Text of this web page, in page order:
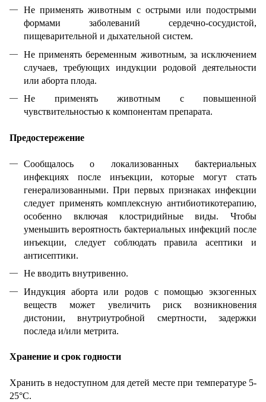
Не применять животным с острыми или подострыми
формами заболеваний сердечно-сосудистой,
пищеварительной и дыхательной систем.
Не применять беременным животным, за исключением
случаев, требующих индукции родовой деятельности
или аборта плода.
Не применять животным с повышенной
чувствительностью к компонентам препарата.
Предостережение
Сообщалось о локализованных бактериальных
инфекциях после инъекции, которые могут стать
генерализованными. При первых признаках инфекции
следует применять комплексную антибиотикотерапию,
особенно включая клостридийные виды. Чтобы
уменьшить вероятность бактериальных инфекций после
инъекции, следует соблюдать правила асептики и
антисептики.
Не вводить внутривенно.
Индукция аборта или родов с помощью экзогенных
веществ может увеличить риск возникновения
дистонии, внутриутробной смертности, задержки
последа и/или метрита.
Хранение и срок годности
Хранить в недоступном для детей месте при температуре 5-
25°С.